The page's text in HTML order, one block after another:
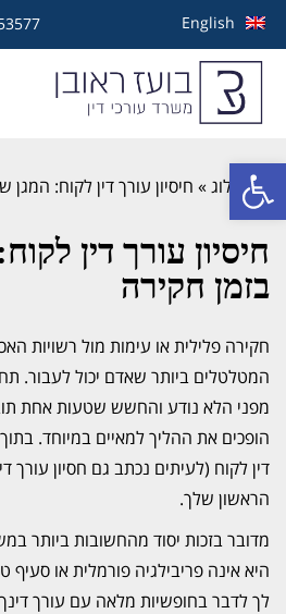
English
» בלוג» חיסיון עורך דין לקוח:
חיסיון עורך דין
בזמן חקירה
חקירה פלילית או עימות מול רשויות
המטלטלים ביותר שאדם יכול לעבור.
מפני הלא נודע והחשש שטעות אחת
הופכים את ההליך למאיים במיוחד. בתוך
דין לקוח (לעיתים נכתב גם חסיון עורך
הראשון שלך.
מדובר בזכות יסוד מהחשובות ביותר
היא אינה פריבילגיה פורמלית או
לך לדבר בחופשיות מלאה עם עורך
פתח סרגל נגישות